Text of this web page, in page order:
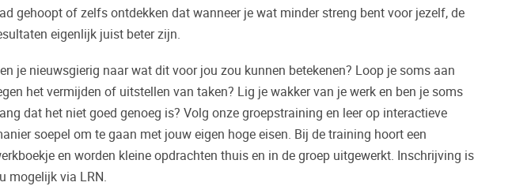
gehoopt of zelfs ontdekken dat wanneer je wat minder streng bent voor jezelf, de
eigenlijk juist beter zijn.
je nieuwsgierig naar wat dit voor jou zou kunnen betekenen? Loop je soms aan
het vermijden of uitstellen van taken? Lig je wakker van je werk en ben je soms
dat het niet goed genoeg is? Volg onze groepstraining en leer op interactieve
soepel om te gaan met jouw eigen hoge eisen. Bij de training hoort een
en worden kleine opdrachten thuis en in de groep uitgewerkt. Inschrijving is
mogelijk via LRN.